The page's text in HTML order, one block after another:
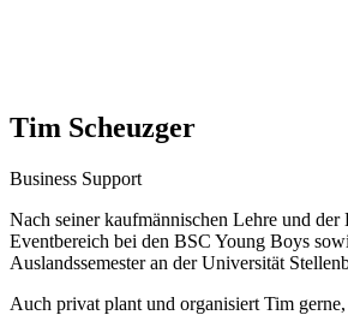
Tim Scheuzger
Business Support
Nach seiner kaufmännischen Lehre und
Eventbereich bei den BSC Young Boys
Auslandssemester an der Universität
Auch privat plant und organisiert Tim